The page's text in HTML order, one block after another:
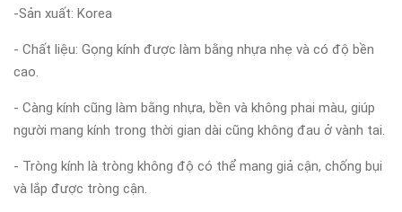
-Sản xuất: Korea
- Chất liệu: Gọng kính được làm bằng nhựa nhẹ và có độ bền
cao.
- Càng kính cũng làm bằng nhựa, bền và không phai màu, giúp
người mang kính trong thời gian dài cũng không đau ở vành tai.
- Tròng kính là tròng không độ có thể mang giả cận, chống bụi
và lắp được tròng cận.